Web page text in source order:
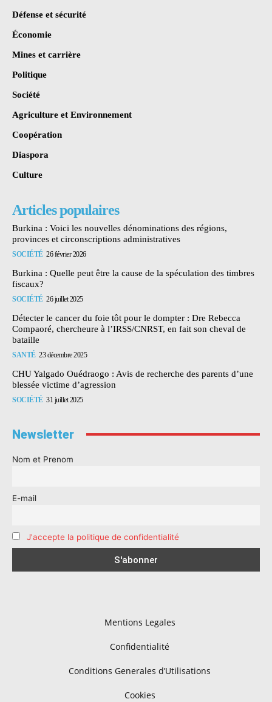
Défense et sécurité
Économie
Mines et carrière
Politique
Société
Agriculture et Environnement
Coopération
Diaspora
Culture
Articles populaires
Burkina : Voici les nouvelles dénominations des régions,
provinces et circonscriptions administratives
SOCIÉTÉ 26 février 2026
Burkina : Quelle peut être la cause de la spéculation des timbres
fiscaux?
SOCIÉTÉ 26 juillet 2025
Détecter le cancer du foie tôt pour le dompter : Dre Rebecca
Compaoré, chercheure à l’IRSS/CNRST, en fait son cheval de
bataille
SANTÉ 23 décembre 2025
CHU Yalgado Ouédraogo : Avis de recherche des parents d’une
blessée victime d’agression
SOCIÉTÉ 31 juillet 2025
Newsletter
Nom et Prenom
E-mail
J'accepte la politique de confidentialité
Mentions Legales
Confidentialité
Conditions Generales d’Utilisations
Cookies